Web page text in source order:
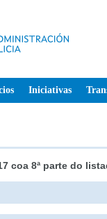
Iniciativas
coa 8ª parte do